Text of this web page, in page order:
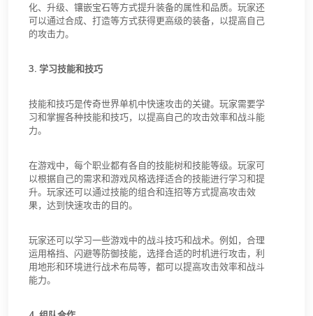
化、升级、镶嵌宝石等方式提升装备的属性和品质。玩家还
可以通过合成、打造等方式获得更高级的装备，以提高自己
的攻击力。
3. 学习技能和技巧
技能和技巧是传奇世界单机中快速攻击的关键。玩家需要学
习和掌握各种技能和技巧，以提高自己的攻击效率和战斗能
力。
在游戏中，每个职业都有各自的技能树和技能等级。玩家可
以根据自己的需求和游戏风格选择适合的技能进行学习和提
升。玩家还可以通过技能的组合和连招等方式提高攻击效
果，达到快速攻击的目的。
玩家还可以学习一些游戏中的战斗技巧和战术。例如，合理
运用格挡、闪避等防御技能，选择合适的时机进行攻击，利
用地形和环境进行战术布局等，都可以提高攻击效率和战斗
能力。